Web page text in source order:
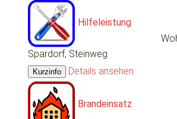
Hilfeleistung
Spardorf, Steinweg
Details ansehen
Brandeinsatz